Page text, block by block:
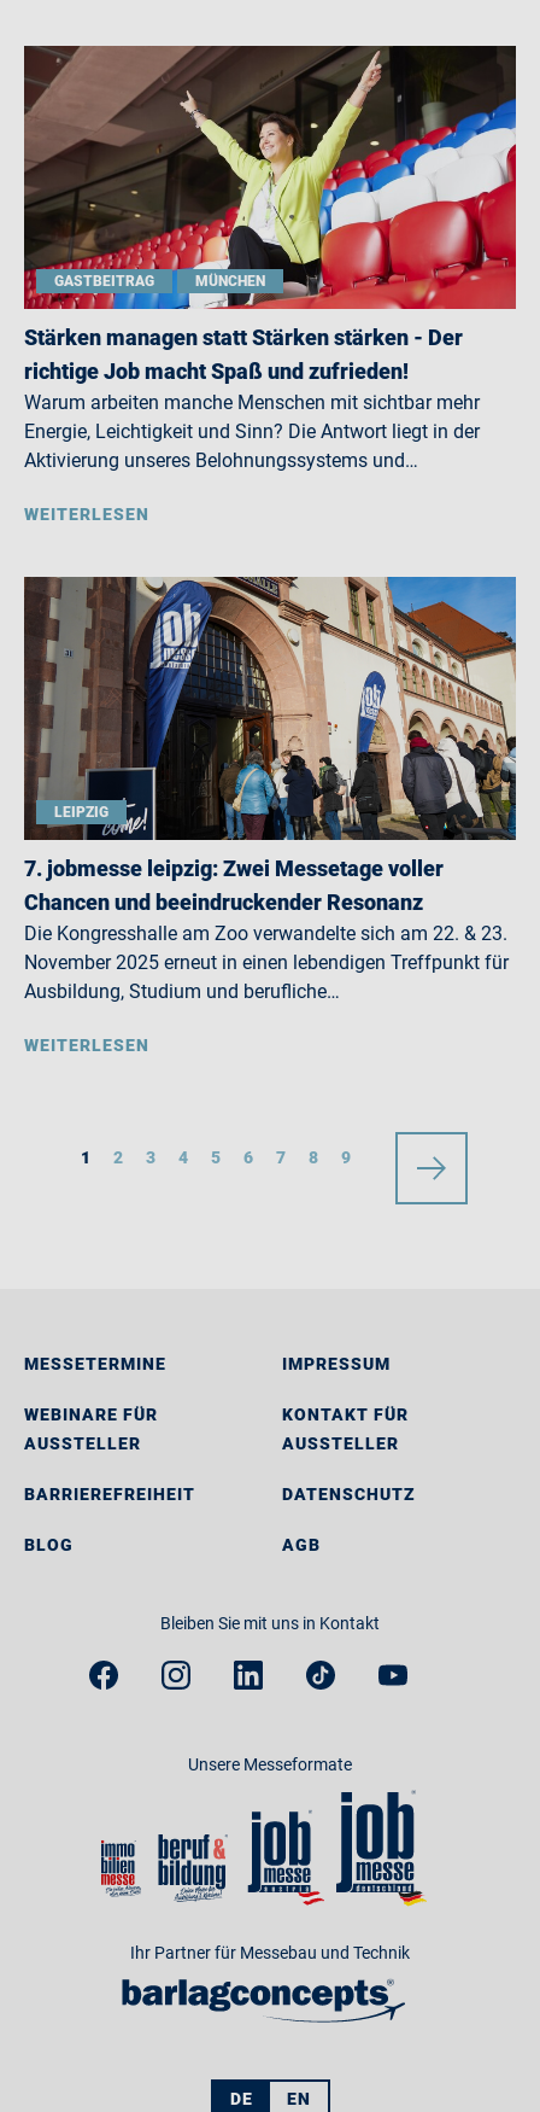
GASTBEITRAG MÜNCHEN
Stärken managen statt Stärken stärken - Der
richtige Job macht Spaß und zufrieden!
Warum arbeiten manche Menschen mit sichtbar mehr
Energie, Leichtigkeit und Sinn? Die Antwort liegt in der
Aktivierung unseres Belohnungssystems und…
WEITERLESEN
LEIPZIG
7. jobmesse leipzig: Zwei Messetage voller
Chancen und beeindruckender Resonanz
Die Kongresshalle am Zoo verwandelte sich am 22. & 23.
November 2025 erneut in einen lebendigen Treffpunkt für
Ausbildung, Studium und berufliche…
WEITERLESEN
1 2 3 4 5 6 7 8 9
MESSETERMINE
WEBINARE FÜR
AUSSTELLER
BARRIEREFREIHEIT
BLOG
IMPRESSUM
KONTAKT FÜR
AUSSTELLER
DATENSCHUTZ
AGB
Bleiben Sie mit uns in Kontakt
Unsere Messeformate
Ihr Partner für Messebau und Technik
DE EN